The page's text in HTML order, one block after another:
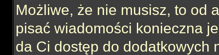
Możliwe, że nie musisz, to od
pisać wiadomości konieczna
da Ci dostęp do dodatkowych